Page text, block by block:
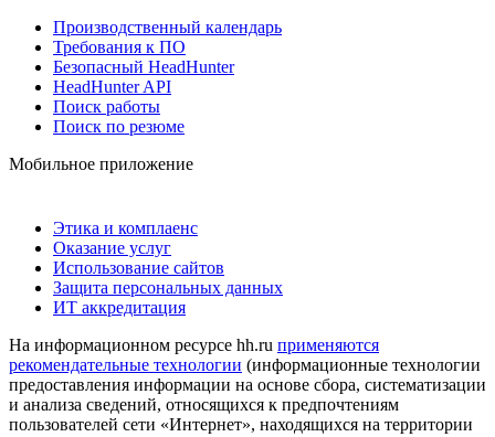
Производственный календарь
Требования к ПО
Безопасный HeadHunter
HeadHunter API
Поиск работы
Поиск по резюме
Мобильное приложение
Этика и комплаенс
Оказание услуг
Использование сайтов
Защита персональных данных
ИТ аккредитация
На информационном ресурсе hh.ru применяются
рекомендательные технологии (информационные технологии
предоставления информации на основе сбора, систематизации
и анализа сведений, относящихся к предпочтениям
пользователей сети «Интернет», находящихся на территории